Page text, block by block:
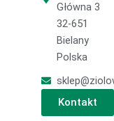
Główna 3
32-651
Bielany
Polska
Kontakt